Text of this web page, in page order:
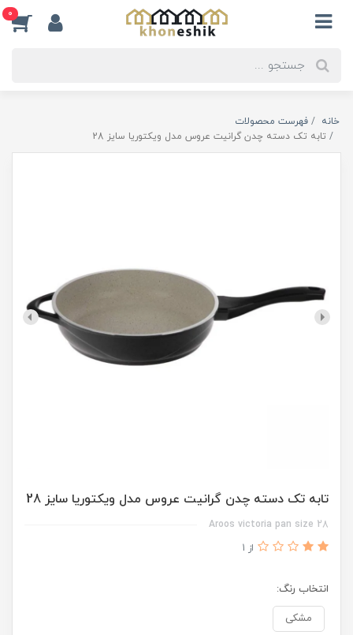
0
خانه
فهرست محصولات
تابه تک دسته چدن گرانیت عروس مدل ویکتوریا سایز 28
تابه تک دسته چدن گرانیت عروس مدل ویکتوریا سایز 28
Aroos victoria pan size 28
از 1
انتخاب رنگ:
مشکی